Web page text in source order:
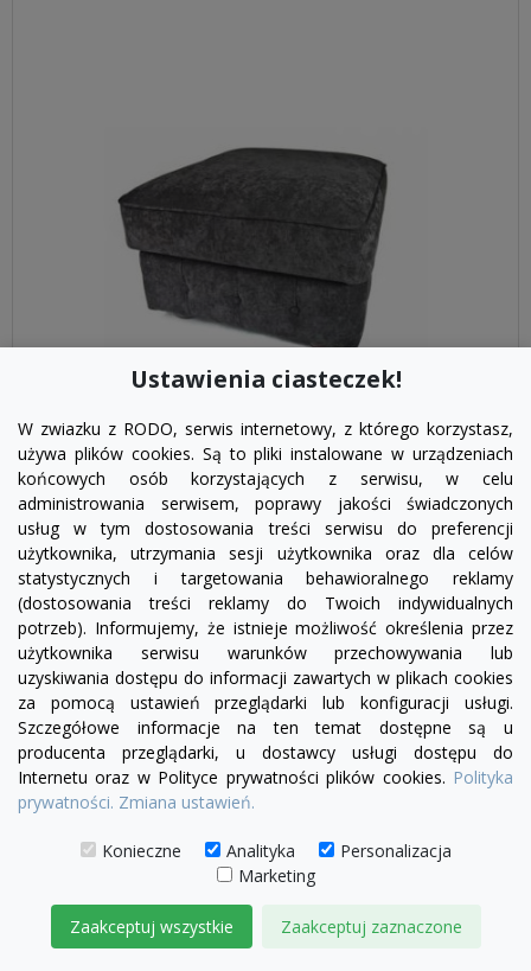
visibility
żółtyzielonyczerwony
czekoladowy
miętowy
błękitny
turkusowy
+22
Pufa Chesterfield Classic
1 250,00 zł
DODAJ DO KOSZYKA
Ustawienia ciasteczek!
W zwiazku z RODO, serwis internetowy, z którego korzystasz,
używa plików cookies. Są to pliki instalowane w urządzeniach
końcowych osób korzystających z serwisu, w celu
administrowania serwisem, poprawy jakości świadczonych
usług w tym dostosowania treści serwisu do preferencji
użytkownika, utrzymania sesji użytkownika oraz dla celów
statystycznych i targetowania behawioralnego reklamy
(dostosowania treści reklamy do Twoich indywidualnych
potrzeb). Informujemy, że istnieje możliwość określenia przez
użytkownika serwisu warunków przechowywania lub
uzyskiwania dostępu do informacji zawartych w plikach cookies
za pomocą ustawień przeglądarki lub konfiguracji usługi.
Szczegółowe informacje na ten temat dostępne są u
producenta przeglądarki, u dostawcy usługi dostępu do
Internetu oraz w Polityce prywatności plików cookies. Polityka
prywatności. Zmiana ustawień.
Konieczne Analityka
Personalizacja
Marketing
Zaakceptuj wszystkie Zaakceptuj zaznaczone